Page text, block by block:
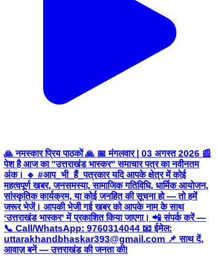
🙏 नमस्कार प्रिय पाठकों 🙏 📅 मंगलवार | 03 अगस्त 2026 📰
पेश है आज का "उत्तराखंड भास्कर" समाचार पत्र का नवीनतम
अंक। 🔹 #आप_भी_हैं_पत्रकार यदि आपके क्षेत्र में कोई
महत्वपूर्ण खबर, जनसमस्या, सामाजिक गतिविधि, धार्मिक आयोजन,
सांस्कृतिक कार्यक्रम, या कोई जनहित की सूचना हो — तो हमें
जरूर भेजें। आपकी भेजी गई खबर को आपके नाम के साथ
‘उत्तराखंड भास्कर’ में प्रकाशित किया जाएगा। 📲 संपर्क करें —
📞 Call/WhatsApp: 9760314044 📧 ईमेल:
uttarakhandbhaskar393@gmail.com 📌 साथ दें,
आवाज़ बनें — उत्तराखंड की जनता की!